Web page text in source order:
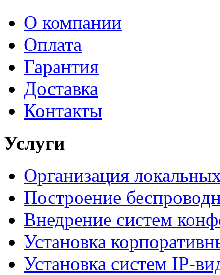
О компании
Оплата
Гарантия
Доставка
Контакты
Услуги
Организация
Построение
Внедрение систем
Установка
Установка систем IP-